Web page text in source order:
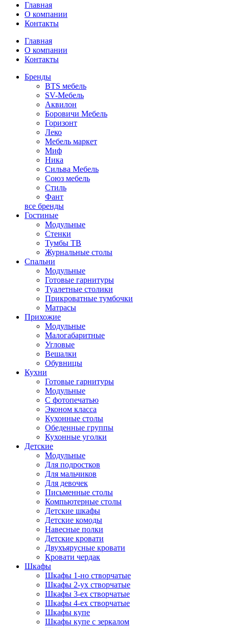
Главная
О компании
Контакты
Главная
О компании
Контакты
Бренды
BTS мебель
SV-Мебель
Аквилон
Боровичи Мебель
Горизонт
Леко
Мебель маркет
Миф
Ника
Сильва Мебель
Союз мебель
Стиль
Фант
все бренды
Гостиные
Модульные
Стенки
Тумбы ТВ
Журнальные столы
Спальни
Модульные
Готовые гарнитуры
Туалетные столики
Прикроватные тумбочки
Матрасы
Прихожие
Модульные
Малогабаритные
Угловые
Вешалки
Обувницы
Кухни
Готовые гарнитуры
Модульные
С фотопечатью
Эконом класса
Кухонные столы
Обеденные группы
Кухонные уголки
Детские
Модульные
Для подростков
Для мальчиков
Для девочек
Письменные столы
Компьютерные столы
Детские шкафы
Детские комоды
Навесные полки
Детские кровати
Двухъярусные кровати
Кровати чердак
Шкафы
Шкафы 1-но створчатые
Шкафы 2-ух створчатые
Шкафы 3-ех створчатые
Шкафы 4-ех створчатые
Шкафы купе
Шкафы купе с зеркалом